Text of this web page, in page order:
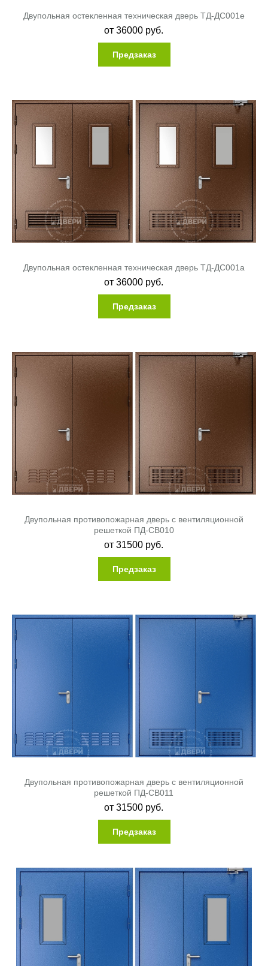
Двупольная остекленная техническая дверь ТД-ДС001e
от36000 руб.
Предзаказ
Двупольная остекленная техническая дверь ТД-ДС001a
от36000 руб.
Предзаказ
Двупольная противопожарная дверь с вентиляционной
решеткой ПД-СВ010
от31500 руб.
Предзаказ
Двупольная противопожарная дверь с вентиляционной
решеткой ПД-СВ011
от31500 руб.
Предзаказ